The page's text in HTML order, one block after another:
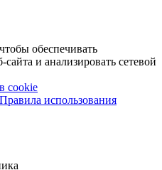
обеспечивать
и анализировать сетевой
cookie
Правила использования